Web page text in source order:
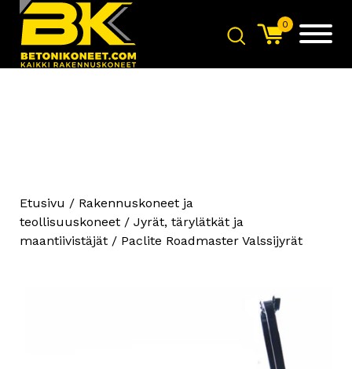
0
Etusivu / Rakennuskoneet ja
teollisuuskoneet / Jyrät, tärylätkät ja
maantiivistäjät / Paclite Roadmaster Valssijyrät
CAT Katalysaattori GX240
GX270
Max-Light Plug-in LED -
+